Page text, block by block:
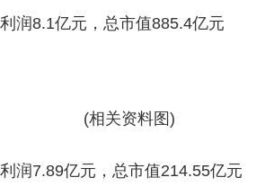
润8.1亿元，总市值885.4亿元
(相关资料图)
润7.89亿元，总市值214.55亿元